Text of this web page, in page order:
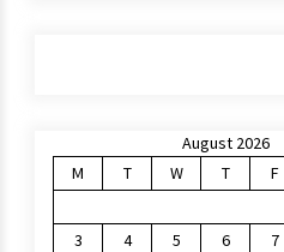
August 2026
M
T W T F
3
4 5 6 7